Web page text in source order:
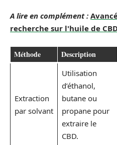
A lire en complément :
recherche sur l'huile de
Méthode Description
Extraction
par solvant
Utilisation
d’éthanol,
butane ou
propane pour
extraire le
CBD.